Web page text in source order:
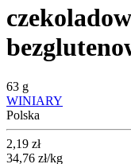
63 g
WINIARY
Polska
Cena
2,19 zł
34,76 zł/kg